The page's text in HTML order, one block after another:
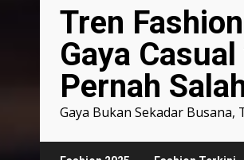
Tren
Gaya
Pernah
Gaya Bukan Sekadar Busana,